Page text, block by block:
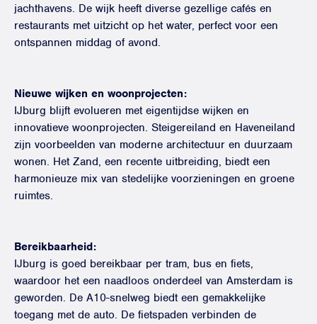
jachthavens. De wijk heeft diverse gezellige cafés en
restaurants met uitzicht op het water, perfect voor een
ontspannen middag of avond.
Nieuwe wijken en woonprojecten:
IJburg blijft evolueren met eigentijdse wijken en
innovatieve woonprojecten. Steigereiland en Haveneiland
zijn voorbeelden van moderne architectuur en duurzaam
wonen. Het Zand, een recente uitbreiding, biedt een
harmonieuze mix van stedelijke voorzieningen en groene
ruimtes.
Bereikbaarheid:
IJburg is goed bereikbaar per tram, bus en fiets,
waardoor het een naadloos onderdeel van Amsterdam is
geworden. De A10-snelweg biedt een gemakkelijke
toegang met de auto. De fietspaden verbinden de